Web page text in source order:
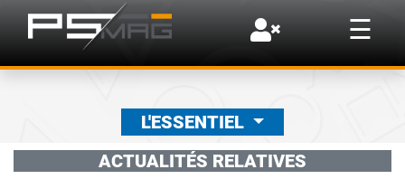
☰
×
L'ESSENTIEL
ACTUALITÉS RELATIVES